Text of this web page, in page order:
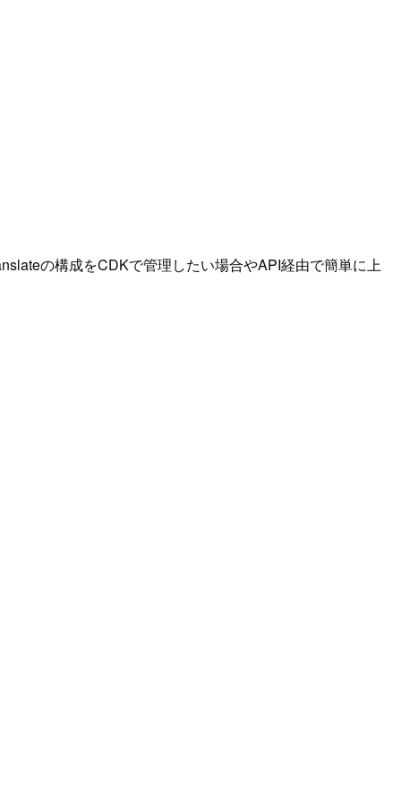
の構成をCDKで管理したい場合やAPI経由で簡単に上